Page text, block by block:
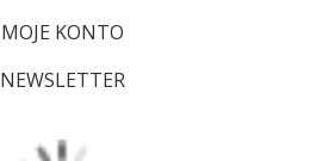
MOJE KONTO
NEWSLETTER